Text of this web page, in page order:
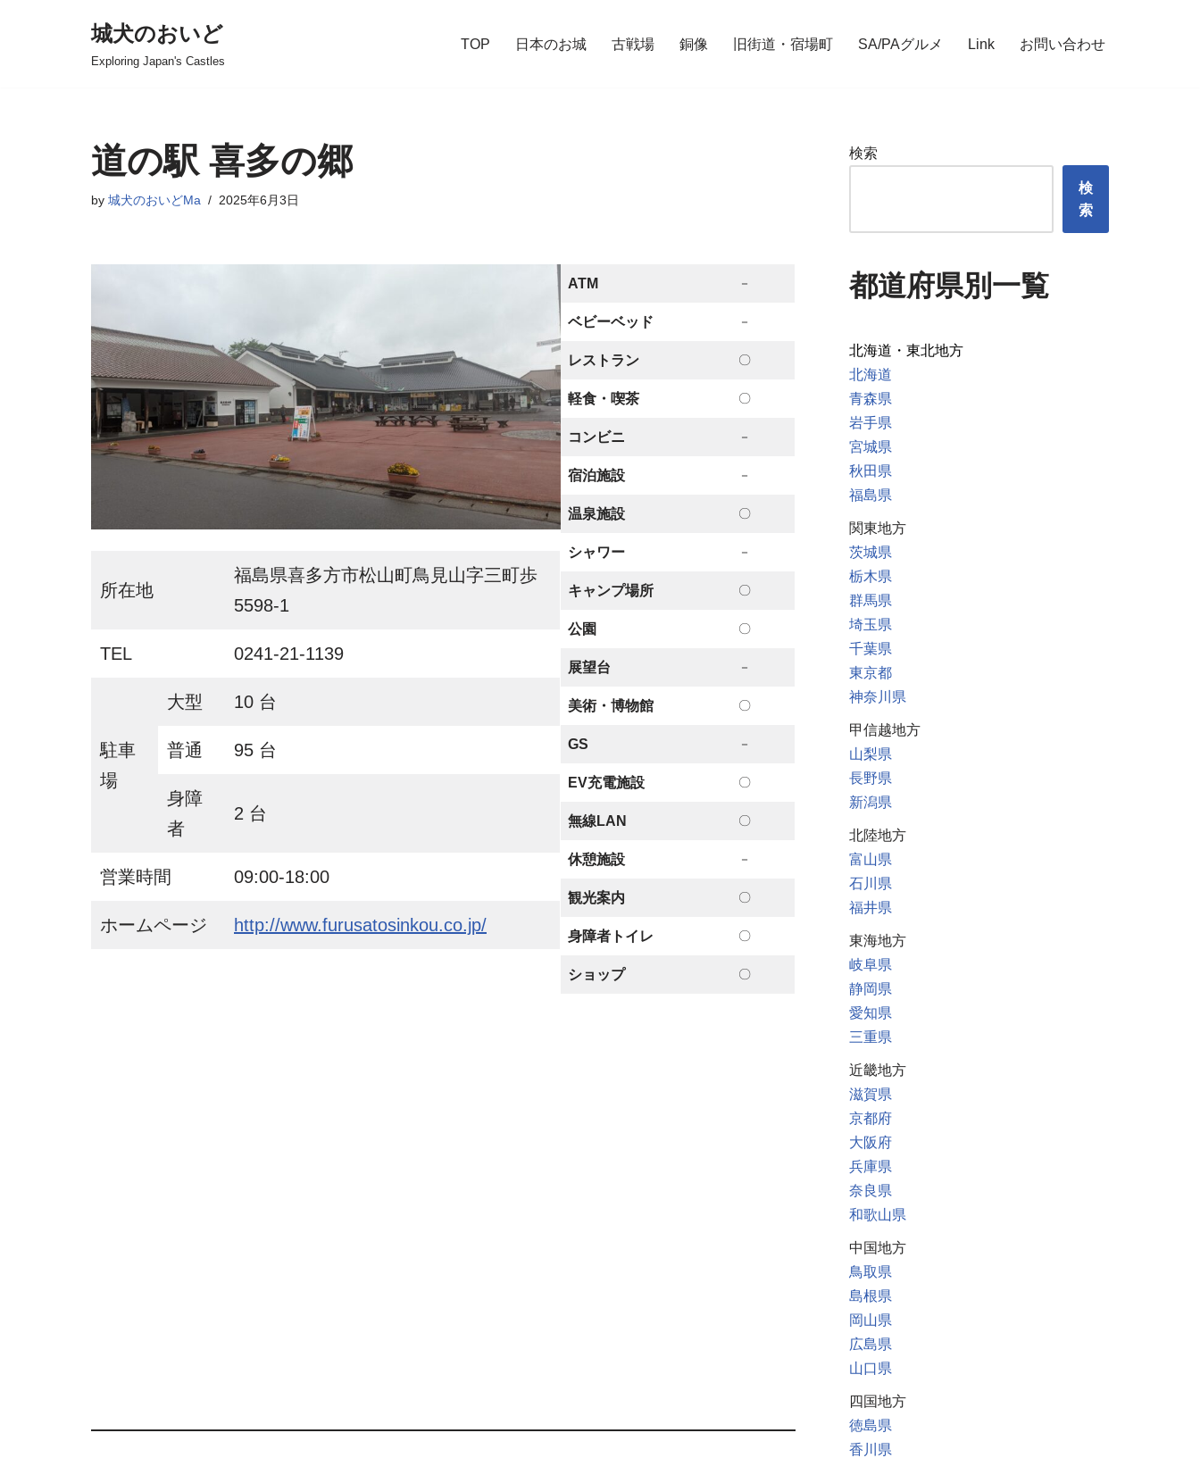
城犬のおいど
Exploring Japan's Castles
TOP 日本のお城 古戦場 銅像 旧街道・宿場町 SA/PAグルメ Link お問い合わせ
道の駅 喜多の郷
by 城犬のおいどMa 2025年6月3日
所在地
福島県喜多方市松山町鳥見山字三町歩
5598-1
TEL 0241-21-1139
駐車
場
大型 10 台
普通 95 台
身障
者
2 台
営業時間 09:00-18:00
ホームページ http://www.furusatosinkou.co.jp/
ATM －
ベビーベッド －
レストラン 〇
軽食・喫茶 〇
コンビニ －
宿泊施設 －
温泉施設 〇
シャワー －
キャンプ場所 〇
公園 〇
展望台 －
美術・博物館 〇
GS －
EV充電施設 〇
無線LAN 〇
休憩施設 －
観光案内 〇
身障者トイレ 〇
ショップ 〇
検索
検
索
都道府県別一覧
北海道・東北地方
北海道
青森県
岩手県
宮城県
秋田県
福島県
関東地方
茨城県
栃木県
群馬県
埼玉県
千葉県
東京都
神奈川県
甲信越地方
山梨県
長野県
新潟県
北陸地方
富山県
石川県
福井県
東海地方
岐阜県
静岡県
愛知県
三重県
近畿地方
滋賀県
京都府
大阪府
兵庫県
奈良県
和歌山県
中国地方
鳥取県
島根県
岡山県
広島県
山口県
四国地方
徳島県
香川県